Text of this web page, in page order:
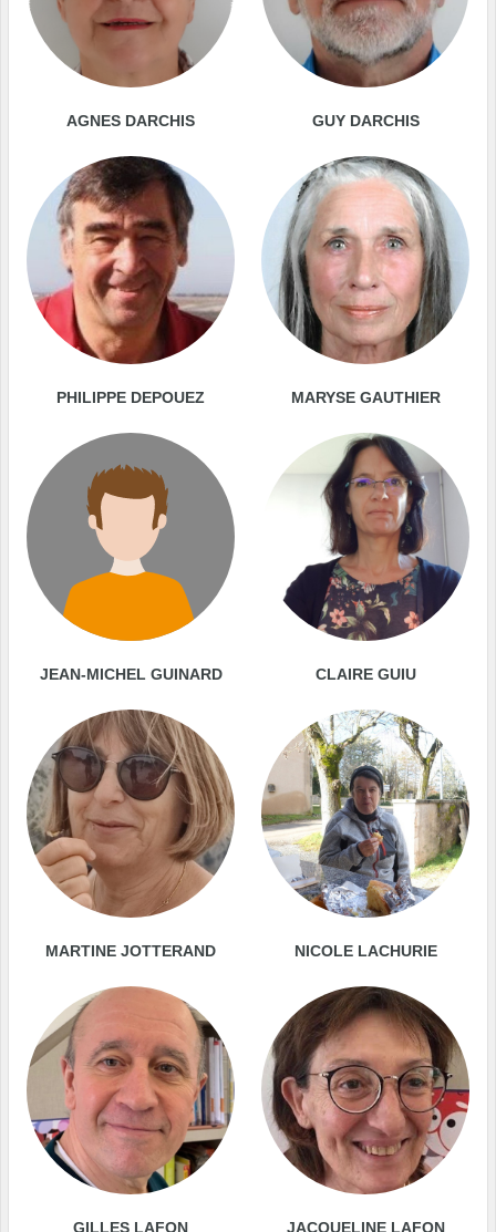
AGNES DARCHIS GUY DARCHIS
PHILIPPE DEPOUEZ MARYSE GAUTHIER
JEAN-MICHEL GUINARD CLAIRE GUIU
MARTINE JOTTERAND NICOLE LACHURIE
GILLES LAFON JACQUELINE LAFON